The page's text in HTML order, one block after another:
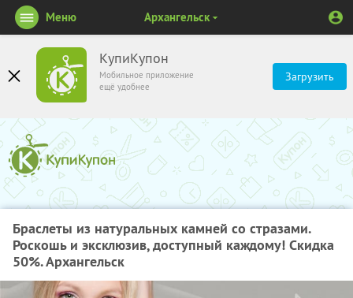
КупиКупон
Мобильное приложение
ещё удобнее
Загрузить
Меню Архангельск
Браслеты из натуральных камней со стразами.
Роскошь и эксклюзив, доступный каждому! Скидка
50%. Архангельск